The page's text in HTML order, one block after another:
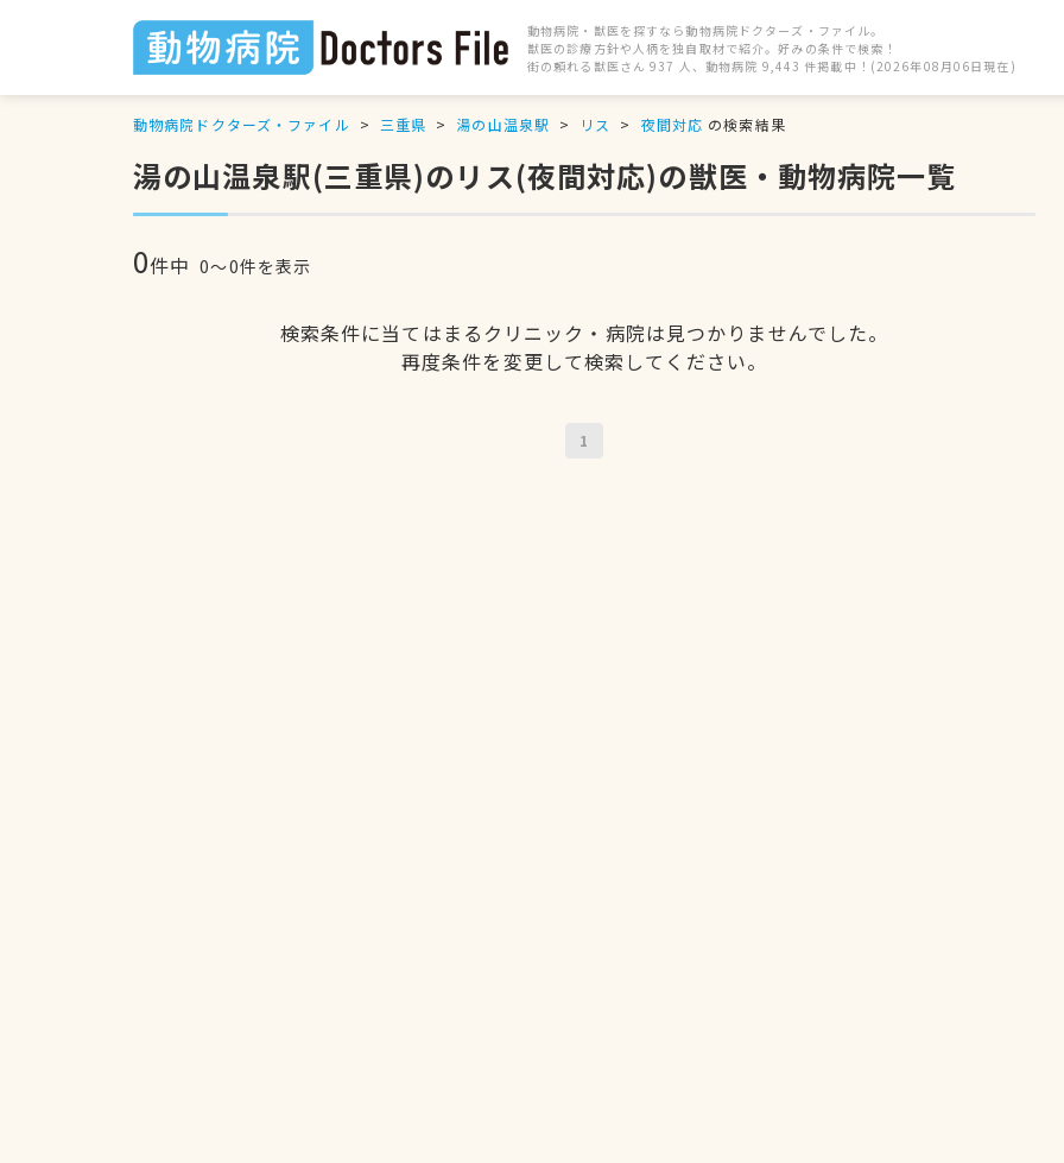
動物病院・獣医を探すなら動物病院ドクターズ・ファイル。
獣医の診療方針や人柄を独自取材で紹介。好みの条件で検索！
街の頼れる獣医さん 937 人、動物病院 9,443 件掲載中！(2026年08月06日現在)
動物病院ドクターズ・ファイル 三重県 湯の山温泉駅 リス 夜間対応 の検索結果
湯の山温泉駅(三重県)のリス(夜間対応)の獣医・動物病院一覧
0件中 0〜0件を表示
検索条件に当てはまるクリニック・病院は見つかりませんでした。
再度条件を変更して検索してください。
1